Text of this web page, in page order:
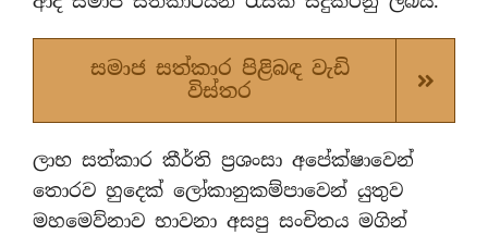
සමාජ සත්කාර පිළිබඳ වැඩි
විස්තර
ලාභ සත්කාර කීර්ති ප්‍රශංසා අපේක්ෂාවෙන්
තොරව හුදෙක් ලෝකානුකම්පාවෙන් යුතුව
මහමෙව්නාව භාවනා අසපු සංචිතය මගින්